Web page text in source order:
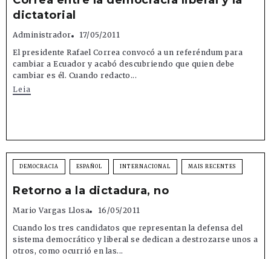
dictatorial
Administrador
17/05/2011
El presidente Rafael Correa convocó a un referéndum para
cambiar a Ecuador y acabó descubriendo que quien debe
cambiar es él. Cuando redacto...
Leia
DEMOCRACIA ESPAÑOL INTERNACIONAL MAIS RECENTES
Retorno a la dictadura, no
Mario Vargas Llosa
16/05/2011
Cuando los tres candidatos que representan la defensa del
sistema democrático y liberal se dedican a destrozarse unos a
otros, como ocurrió en las...